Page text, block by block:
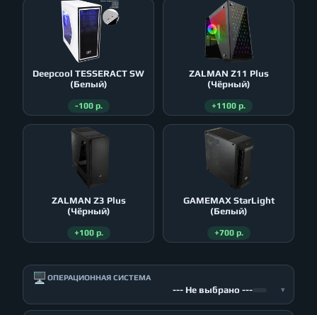
Deepcool TESSERACT SW
(Белый)
-100 р.
ZALMAN Z11 Plus
(Чёрный)
+1100 р.
ZALMAN Z3 Plus
(Чёрный)
+100 р.
GAMEMAX StarLight
(Белый)
+700 р.
🖥️ ОПЕРАЦИОННАЯ СИСТЕМА
--- Не выбрано --- ▾